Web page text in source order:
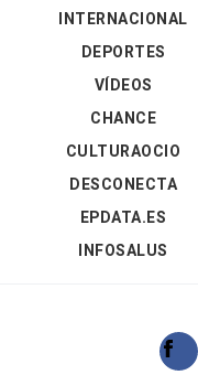
INTERNACIONAL
DEPORTES
VÍDEOS
CHANCE
CULTURAOCIO
DESCONECTA
EPDATA.ES
INFOSALUS